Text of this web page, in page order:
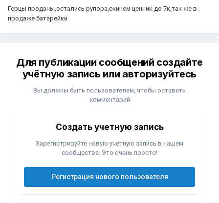
Герцы проданы,остались рупора,скинем ценник до 7к,так же в
продаже батарейки
Для публикации сообщений создайте
учётную запись или авторизуйтесь
Вы должны быть пользователем, чтобы оставить
комментарий
Создать учетную запись
Зарегистрируйте новую учётную запись в нашем
сообществе. Это очень просто!
Регистрация нового пользователя